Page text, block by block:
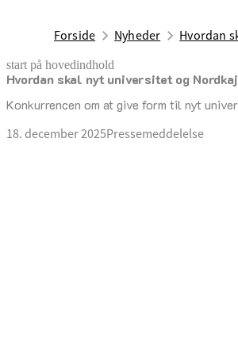
Forside Nyheder Hvordan
start på hovedindhold
Hvordan skal nyt universitet og
Konkurrencen om at give form til nyt
18. december 2025Pressemeddelelse
senest opdateret 19. december 2025